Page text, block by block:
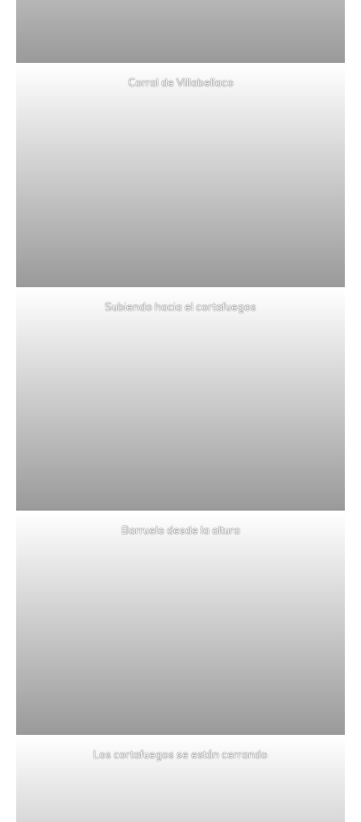
Corral de Villabellaco
Subiendo hacia el cortafuegos
Barruelo desde la altura
Los cortafuegos se están cerrando